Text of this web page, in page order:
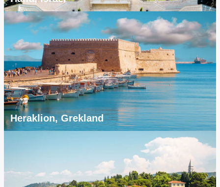
Heraklion, Grekland